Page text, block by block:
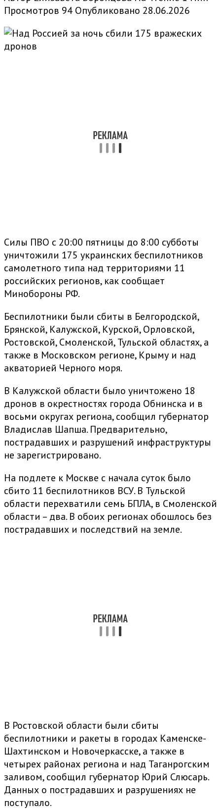
Просмотров 94 Опубликовано 28.06.2026
Силы ПВО с 20:00 пятницы до 8:00 субботы
уничтожили 175 украинских беспилотников
самолетного типа над территориями 11
российских регионов, как сообщает
Минобороны РФ.
Беспилотники были сбиты в Белгородской,
Брянской, Калужской, Курской, Орловской,
Ростовской, Смоленской, Тульской областях, а
также в Московском регионе, Крыму и над
акваторией Черного моря.
В Калужской области было уничтожено 18
дронов в окрестностях города Обнинска и в
восьми округах региона, сообщил губернатор
Владислав Шапша. Предварительно,
пострадавших и разрушений инфраструктуры
не зарегистрировано.
На подлете к Москве с начала суток было
сбито 11 беспилотников ВСУ. В Тульской
области перехватили семь БПЛА, в Смоленской
области – два. В обоих регионах обошлось без
пострадавших и последствий на земле.
В Ростовской области были сбиты
беспилотники и ракеты в городах Каменске-
Шахтинском и Новочеркасске, а также в
четырех районах региона и над Таганрогским
заливом, сообщил губернатор Юрий Слюсарь.
Данных о пострадавших и разрушениях не
поступало.